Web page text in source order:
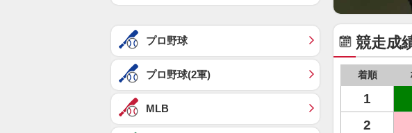
競走成
着順
1
2
プロ野球
プロ野球(2軍)
MLB